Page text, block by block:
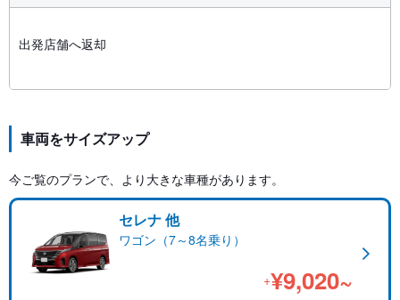
出発店舗へ返却
車両をサイズアップ
今ご覧のプランで、より大きな車種があります。
セレナ 他
ワゴン（7～8名乗り）
+¥9,020~